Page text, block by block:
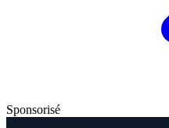
Sponsorisé